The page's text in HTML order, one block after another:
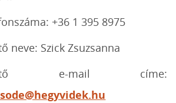
+36 1 395 8975
neve: Szick Zsuzsanna
e-mail címe: